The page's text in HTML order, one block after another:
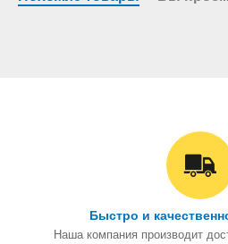
Быстро и
Наша компания производит